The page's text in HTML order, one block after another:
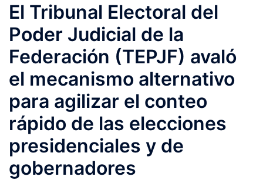
El Tribunal Electoral del
Poder Judicial de la
Federación (TEPJF) avaló
el mecanismo alternativo
para agilizar el conteo
rápido de las elecciones
presidenciales y de
gobernadores